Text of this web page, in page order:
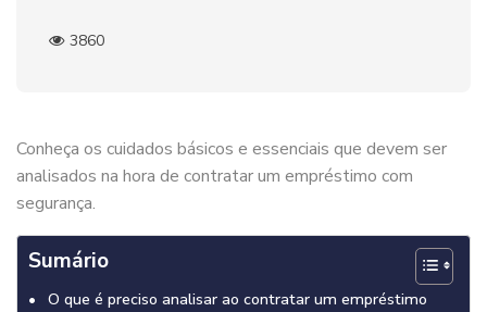
3860
Conheça os cuidados básicos e essenciais que devem ser
analisados na hora de contratar um empréstimo com
segurança.
Sumário
O que é preciso analisar ao contratar um empréstimo